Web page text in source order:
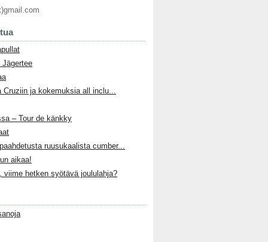
Jägertee
Cruziin ja kokemuksia all inclu...
– Tour de känkky
ruusukaalista cumber...
aikaa!
viime hetken syötävä joululahja?